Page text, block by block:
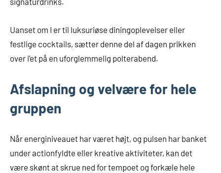
Uanset om I er til luksuriøse diningoplevelser eller
festlige cocktails, sætter denne del af dagen prikken
over i’et på en uforglemmelig polterabend.
Afslapning og velvære for hele
gruppen
Når energiniveauet har været højt, og pulsen har banket
under actionfyldte eller kreative aktiviteter, kan det
være skønt at skrue ned for tempoet og forkæle hele